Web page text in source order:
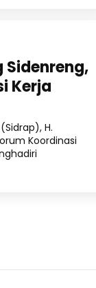
Sidenreng,
Kerja
H.
Koordinasi